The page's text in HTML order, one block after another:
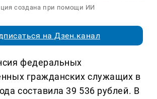
создана при помощи ИИ
на Дзен.канал
федеральных
гражданских служащих в
составила 39 536 рублей. В